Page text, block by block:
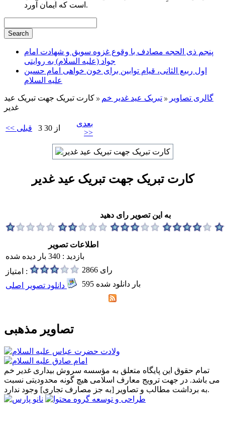
است كه ايمان آورد.
پنجم ذی الحجه مصادف با وقوع غزوه سویق و شهادت امام
جواد (علیه السلام) به روایتی
اول ربیع الثانی، قیام توابین برای خون خواهی امام حسین
علیه السلام
گالری تصاویر تبریک عید غدیر خم
کارت تبریک جهت تبریک عید
غدیر
<< قبلی 3 از 30
بعدی
>>
کارت تبریک جهت تبریک عید غدیر
به این تصویر رای دهید
اطلاعات تصویر
بازدید : 340 بار دیده شده
امتیاز :
2866 رای
595 بار دانلود شده
تصاویر مذهبی
تمام حقوق این پایگاه متعلق به مؤسسه سروش بیداری غدیر خم
می باشد. در جهت ترویج معارف اسلامی هیچ گونه محدودیتی نسبت
به برداشت مطالب و تصاویر [به جز مصارف تجاری] وجود ندارد.